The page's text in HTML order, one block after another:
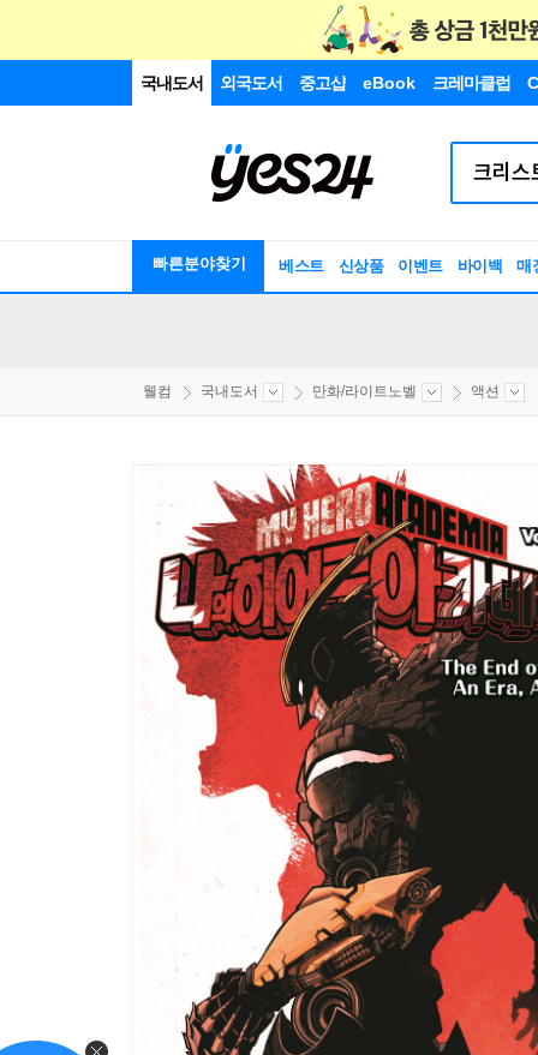
국내도서 외국도서 중고샵 eBook 크레마클럽
빠른분야찾기 베스트 신상품 이벤트 바이백 매
웰컴 국내도서 만화/라이트노벨 액션